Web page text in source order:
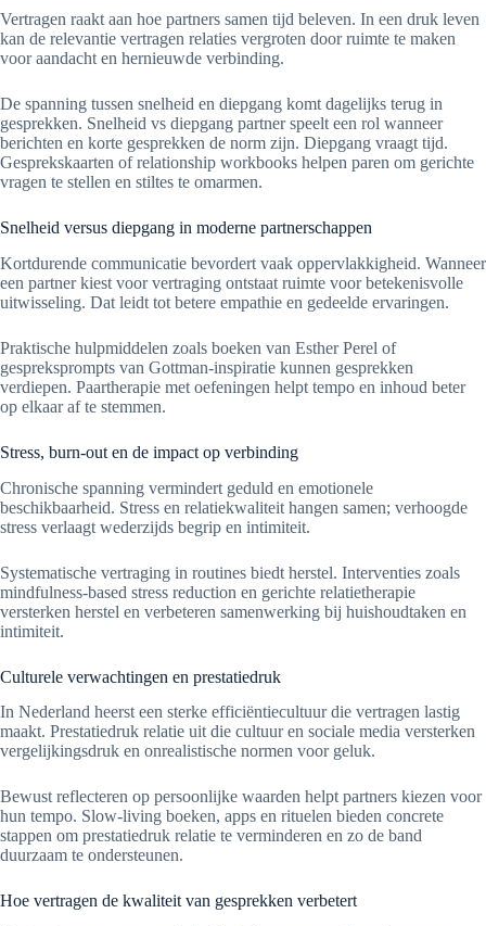
Vertragen raakt aan hoe partners samen tijd beleven. In een druk leven
kan de relevantie vertragen relaties vergroten door ruimte te maken
voor aandacht en hernieuwde verbinding.
De spanning tussen snelheid en diepgang komt dagelijks terug in
gesprekken. Snelheid vs diepgang partner speelt een rol wanneer
berichten en korte gesprekken de norm zijn. Diepgang vraagt tijd.
Gesprekskaarten of relationship workbooks helpen paren om gerichte
vragen te stellen en stiltes te omarmen.
Snelheid versus diepgang in moderne partnerschappen
Kortdurende communicatie bevordert vaak oppervlakkigheid. Wanneer
een partner kiest voor vertraging ontstaat ruimte voor betekenisvolle
uitwisseling. Dat leidt tot betere empathie en gedeelde ervaringen.
Praktische hulpmiddelen zoals boeken van Esther Perel of
gespreksprompts van Gottman-inspiratie kunnen gesprekken
verdiepen. Paartherapie met oefeningen helpt tempo en inhoud beter
op elkaar af te stemmen.
Stress, burn-out en de impact op verbinding
Chronische spanning vermindert geduld en emotionele
beschikbaarheid. Stress en relatiekwaliteit hangen samen; verhoogde
stress verlaagt wederzijds begrip en intimiteit.
Systematische vertraging in routines biedt herstel. Interventies zoals
mindfulness-based stress reduction en gerichte relatietherapie
versterken herstel en verbeteren samenwerking bij huishoudtaken en
intimiteit.
Culturele verwachtingen en prestatiedruk
In Nederland heerst een sterke efficiëntiecultuur die vertragen lastig
maakt. Prestatiedruk relatie uit die cultuur en sociale media versterken
vergelijkingsdruk en onrealistische normen voor geluk.
Bewust reflecteren op persoonlijke waarden helpt partners kiezen voor
hun tempo. Slow-living boeken, apps en rituelen bieden concrete
stappen om prestatiedruk relatie te verminderen en zo de band
duurzaam te ondersteunen.
Hoe vertragen de kwaliteit van gesprekken verbetert